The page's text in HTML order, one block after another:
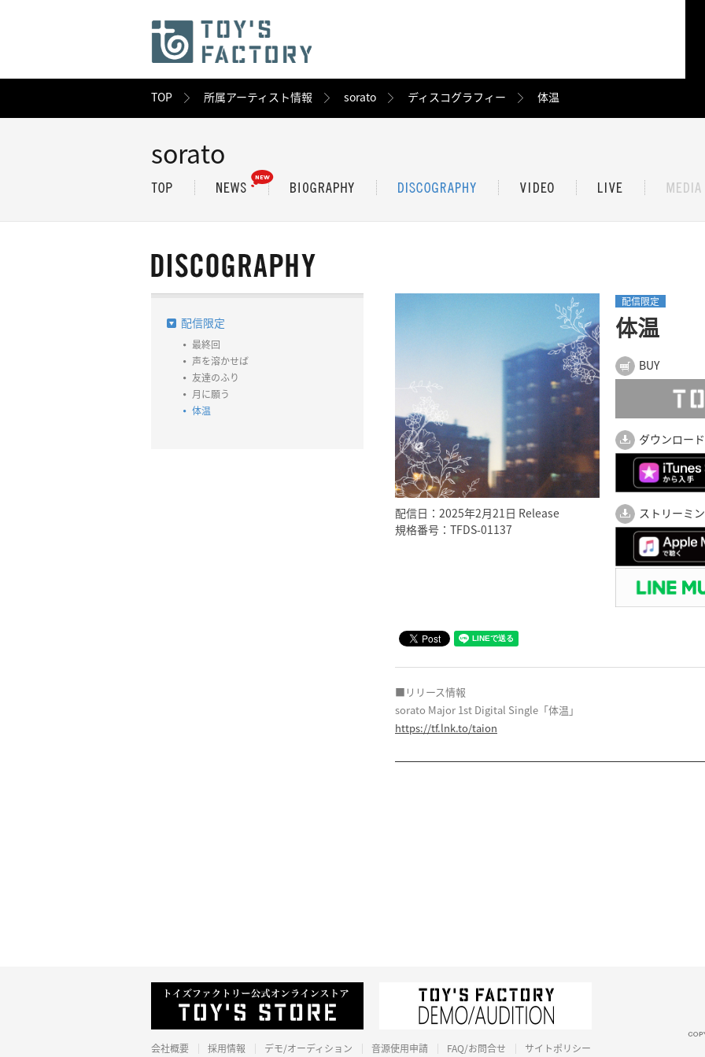
TOP 所属アーティスト情報 sorato ディスコグラフィー 体温
sorato
配信限定
最終回
声を溶かせば
友達のふり
月に願う
体温
配信日：2025年2月21日 Release
規格番号：TFDS-01137
配信限定
体温
BUY
ダウンロード
ストリーミ
■リリース情報
sorato Major 1st Digital Single「体温」
https://tf.lnk.to/taion
会社概要 採用情報 デモ/オーディション 音源使用申請 FAQ/お問合せ サイトポリシー